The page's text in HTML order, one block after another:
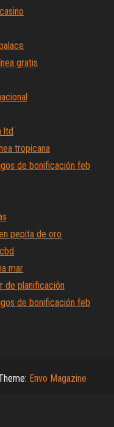
gratis
ltd
tropicana
de bonificación feb
pepita de oro
mar
de planificación
de bonificación feb
Envo Magazine